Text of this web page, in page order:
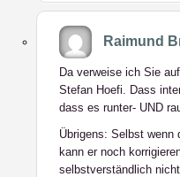
Raimund
Da verweise ich Sie
Stefan Hoefi. Dass
dass es runter- UND
Übrigens: Selbst wenn
kann er noch
selbstverständlich